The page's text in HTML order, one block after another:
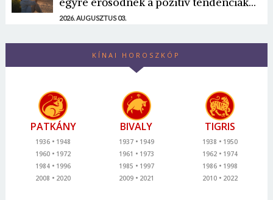
2026. AUGUSZTUS 03.
KÍNAI HOROSZKÓP
PATKÁNY
1936
1948
1960
1972
1984
1996
2008
2020
BIVALY
1937
1949
1961
1973
1985
1997
2009
2021
TIGRIS
1938
1950
1962
1974
1986
1998
2010
2022